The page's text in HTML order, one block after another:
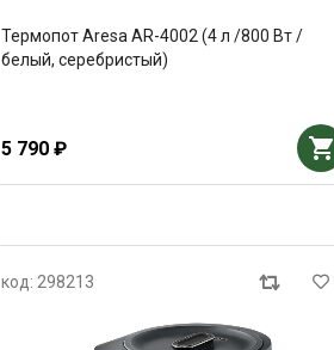
Термопот Aresa AR-4002 (4 л /800 Вт /
белый, серебристый)
5 790 ₽
код: 298213